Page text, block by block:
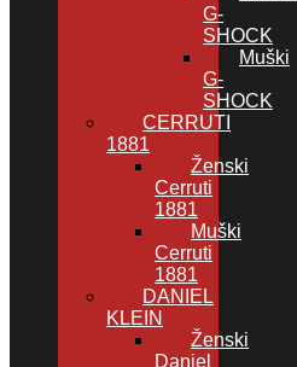
G-
SHOCK
Muški
G-
SHOCK
CERRUTI
1881
Ženski
Cerruti
1881
Muški
Cerruti
1881
DANIEL
KLEIN
Ženski
Daniel